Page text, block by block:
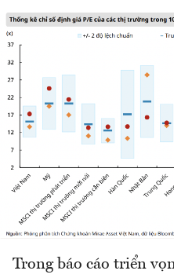
Trong báo cáo triển